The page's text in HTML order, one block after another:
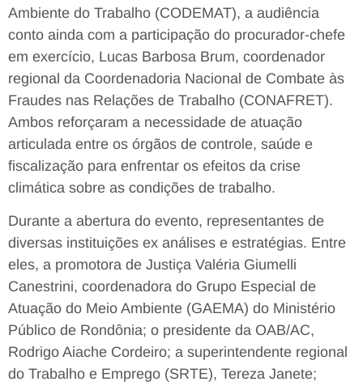
Ambiente do Trabalho (CODEMAT), a audiência
conto ainda com a participação do procurador-chefe
em exercício, Lucas Barbosa Brum, coordenador
regional da Coordenadoria Nacional de Combate às
Fraudes nas Relações de Trabalho (CONAFRET).
Ambos reforçaram a necessidade de atuação
articulada entre os órgãos de controle, saúde e
fiscalização para enfrentar os efeitos da crise
climática sobre as condições de trabalho.
Durante a abertura do evento, representantes de
diversas instituições ex análises e estratégias. Entre
eles, a promotora de Justiça Valéria Giumelli
Canestrini, coordenadora do Grupo Especial de
Atuação do Meio Ambiente (GAEMA) do Ministério
Público de Rondônia; o presidente da OAB/AC,
Rodrigo Aiache Cordeiro; a superintendente regional
do Trabalho e Emprego (SRTE), Tereza Janete;